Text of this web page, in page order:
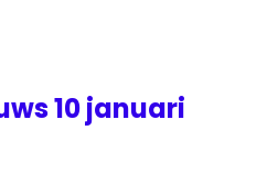
10 januari